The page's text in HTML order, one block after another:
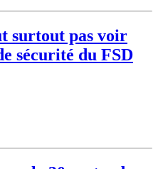
surtout pas voir
sécurité du FSD